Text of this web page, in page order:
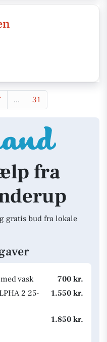
... 31
fra
gratis bud fra lokale
vask
700 kr.
2 25-
1.550 kr.
1.850 kr.